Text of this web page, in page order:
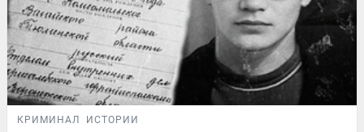
КРИМИНАЛ ИСТОРИИ